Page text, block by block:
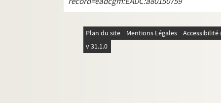
1982
1984
1985
Plan du site Mentions Légales
v 31.1.0